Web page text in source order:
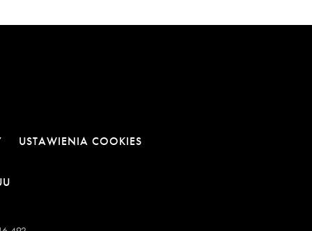
USTAWIENIA COOKIES
KARCIE
LINK W NOWEJ KARCIE
OTWIERA LINK W NOWEJ KARCIE